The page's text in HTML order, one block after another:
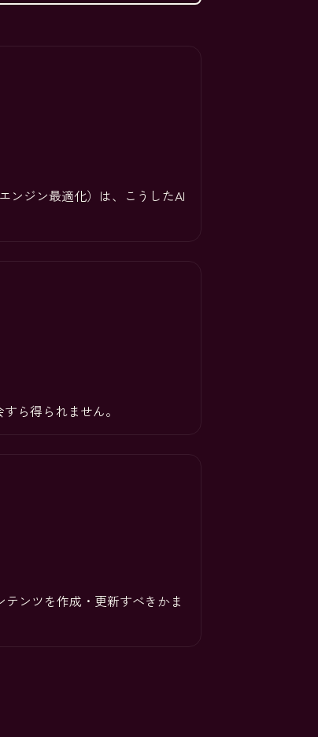
ンジン最適化）は、こうしたAI
ら得られません。
ンツを作成・更新すべきかま